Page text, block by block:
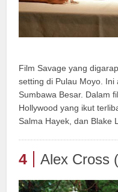
Film Savage yang
setting di Pulau Moyo.
Sumbawa Besar. Dalam
Hollywood yang ikut
Salma Hayek, dan Blake
4 Alex Cross